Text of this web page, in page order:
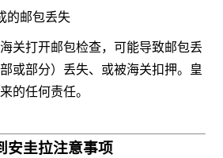
的邮包丢失
关打开邮包检查，可能导致邮包丢
或部分）丢失、或被海关扣押。皇
的任何责任。
安圭拉注意事项